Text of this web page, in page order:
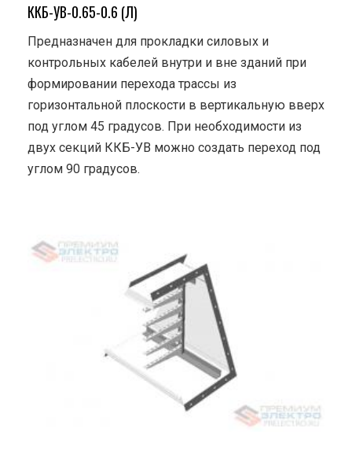
ККБ-УВ-0.65-0.6 (Л)
Предназначен для прокладки силовых и
контрольных кабелей внутри и вне зданий при
формировании перехода трассы из
горизонтальной плоскости в вертикальную вверх
под углом 45 градусов. При необходимости из
двух секций ККБ-УВ можно создать переход под
углом 90 градусов.